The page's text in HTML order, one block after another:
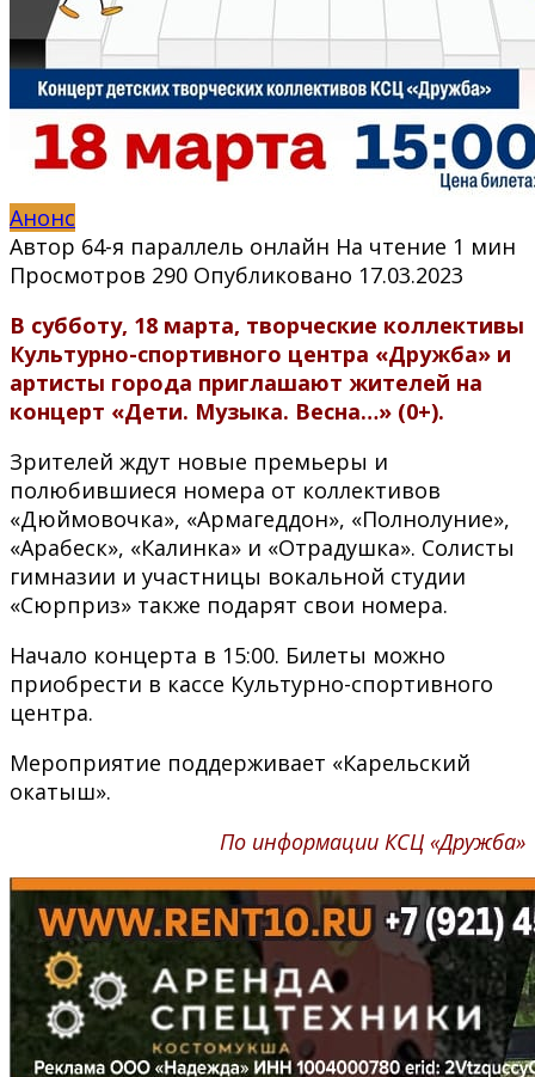
Анонс
Автор 64-я параллель онлайн На чтение 1 мин
Просмотров 290 Опубликовано 17.03.2023
В субботу, 18 марта, творческие коллективы
Культурно-спортивного центра «Дружба» и
артисты города приглашают жителей на
концерт «Дети. Музыка. Весна…» (0+).
Зрителей ждут новые премьеры и
полюбившиеся номера от коллективов
«Дюймовочка», «Армагеддон», «Полнолуние»,
«Арабеск», «Калинка» и «Отрадушка». Солисты
гимназии и участницы вокальной студии
«Сюрприз» также подарят свои номера.
Начало концерта в 15:00. Билеты можно
приобрести в кассе Культурно-спортивного
центра.
Мероприятие поддерживает «Карельский
окатыш».
По информации КСЦ «Дружба»